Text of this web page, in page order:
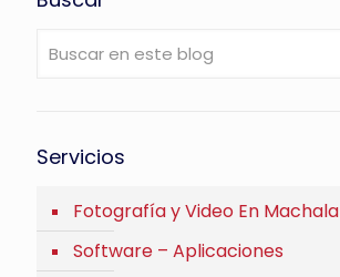
Servicios
Fotografía y Video En Machala
Software – Aplicaciones